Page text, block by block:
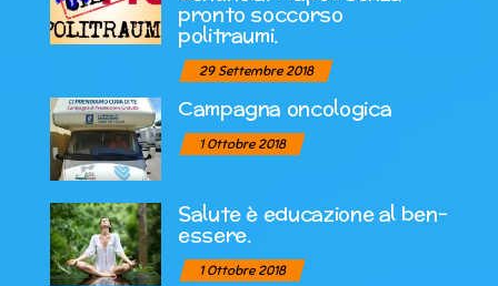
pronto soccorso
politraumi.
29 Settembre 2018
Campagna oncologica
1 Ottobre 2018
Salute è educazione al ben-
essere.
1 Ottobre 2018